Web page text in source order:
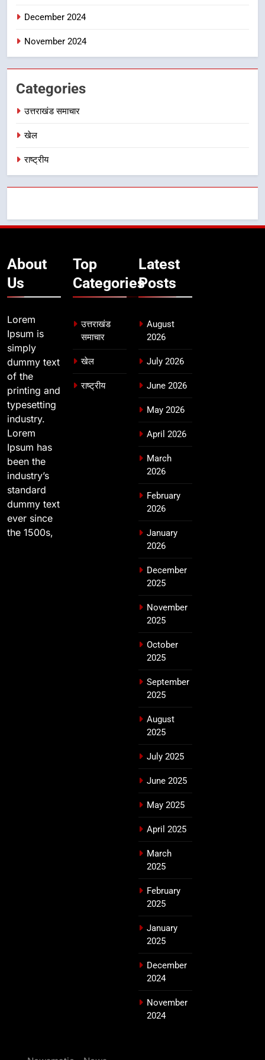
December 2024
November 2024
Categories
उत्तराखंड समाचार
खेल
राष्ट्रीय
About
Us
Lorem
Ipsum is
simply
dummy text
of the
printing and
typesetting
industry.
Lorem
Ipsum has
been the
industry’s
standard
dummy text
ever since
the 1500s,
Top
Categories
उत्तराखंड
समाचार
खेल
राष्ट्रीय
Latest
Posts
August
2026
July 2026
June 2026
May 2026
April 2026
March
2026
February
2026
January
2026
December
2025
November
2025
October
2025
September
2025
August
2025
July 2025
June 2025
May 2025
April 2025
March
2025
February
2025
January
2025
December
2024
November
2024